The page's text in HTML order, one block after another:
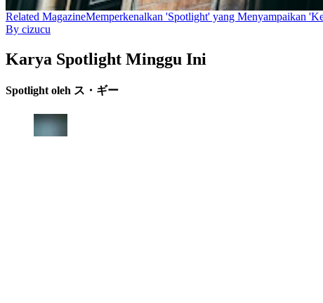
Related MagazineMemperkenalkan 'Spotlight' yang Menyampaikan
By cizucu
Karya Spotlight Minggu Ini
Spotlight oleh ス・ギー